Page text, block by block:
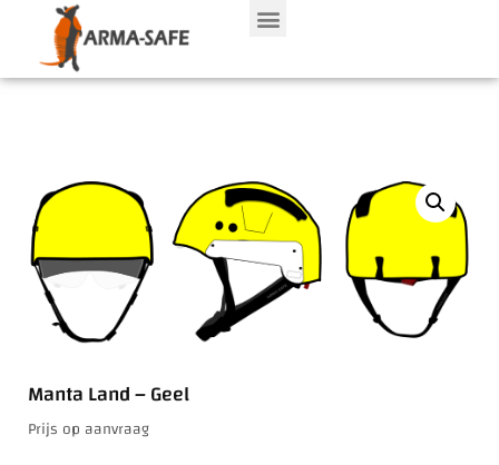
Manta Land – Geel
Prijs op aanvraag